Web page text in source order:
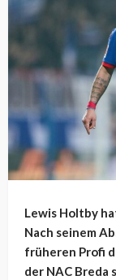
Lewis Holtby
Nach seinem
früheren Profi
der NAC